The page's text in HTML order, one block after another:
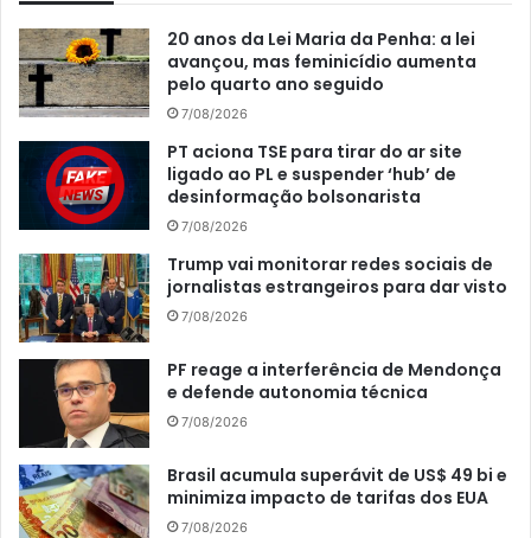
20 anos da Lei Maria da Penha: a lei
avançou, mas feminicídio aumenta
pelo quarto ano seguido
7/08/2026
PT aciona TSE para tirar do ar site
ligado ao PL e suspender ‘hub’ de
desinformação bolsonarista
7/08/2026
Trump vai monitorar redes sociais de
jornalistas estrangeiros para dar visto
7/08/2026
PF reage a interferência de Mendonça
e defende autonomia técnica
7/08/2026
Brasil acumula superávit de US$ 49 bi e
minimiza impacto de tarifas dos EUA
7/08/2026